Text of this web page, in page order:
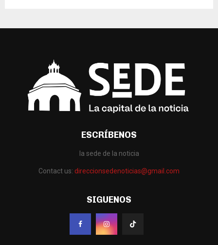
ESCRÍBENOS
la sede de la noticia
Contact us: direccionsedenoticias@gmail.com
SIGUENOS